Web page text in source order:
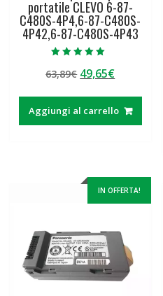
portatile CLEVO 6-87-
C480S-4P4,6-87-C480S-
4P42,6-87-C480S-4P43
5.00
su 5
63,89€ Il
originale
era:
49,65€Il
attuale
è:
Aggiungi al carrello
IN OFFERTA!